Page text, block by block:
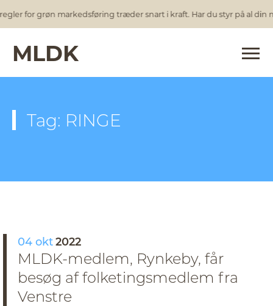
for grøn markedsføring træder snart i kraft. Har du styr på al din
MLDK
Tag: RINGE
04 okt2022
MLDK-medlem, Rynkeby, får
besøg af folketingsmedlem fra
Venstre